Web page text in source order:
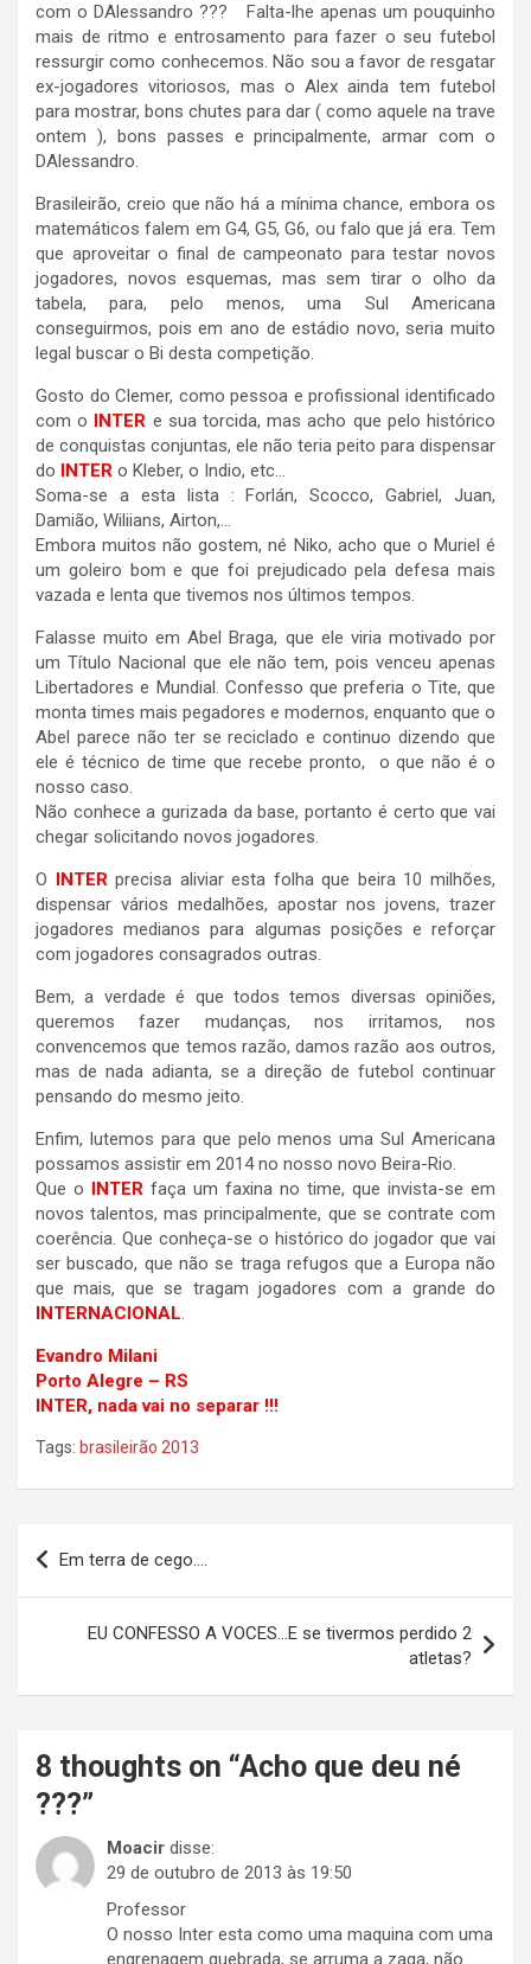
com o DAlessandro ??? Falta-lhe apenas um pouquinho
mais de ritmo e entrosamento para fazer o seu futebol
ressurgir como conhecemos. Não sou a favor de resgatar
ex-jogadores vitoriosos, mas o Alex ainda tem futebol
para mostrar, bons chutes para dar ( como aquele na trave
ontem ), bons passes e principalmente, armar com o
DAlessandro.
Brasileirão, creio que não há a mínima chance, embora os
matemáticos falem em G4, G5, G6, ou falo que já era. Tem
que aproveitar o final de campeonato para testar novos
jogadores, novos esquemas, mas sem tirar o olho da
tabela, para, pelo menos, uma Sul Americana
conseguirmos, pois em ano de estádio novo, seria muito
legal buscar o Bi desta competição.
Gosto do Clemer, como pessoa e profissional identificado
com o INTER e sua torcida, mas acho que pelo histórico
de conquistas conjuntas, ele não teria peito para dispensar
do INTER o Kleber, o Indio, etc…
Soma-se a esta lista : Forlán, Scocco, Gabriel, Juan,
Damião, Wiliians, Airton,…
Embora muitos não gostem, né Niko, acho que o Muriel é
um goleiro bom e que foi prejudicado pela defesa mais
vazada e lenta que tivemos nos últimos tempos.
Falasse muito em Abel Braga, que ele viria motivado por
um Título Nacional que ele não tem, pois venceu apenas
Libertadores e Mundial. Confesso que preferia o Tite, que
monta times mais pegadores e modernos, enquanto que o
Abel parece não ter se reciclado e continuo dizendo que
ele é técnico de time que recebe pronto, o que não é o
nosso caso.
Não conhece a gurizada da base, portanto é certo que vai
chegar solicitando novos jogadores.
O INTER precisa aliviar esta folha que beira 10 milhões,
dispensar vários medalhões, apostar nos jovens, trazer
jogadores medianos para algumas posições e reforçar
com jogadores consagrados outras.
Bem, a verdade é que todos temos diversas opiniões,
queremos fazer mudanças, nos irritamos, nos
convencemos que temos razão, damos razão aos outros,
mas de nada adianta, se a direção de futebol continuar
pensando do mesmo jeito.
Enfim, lutemos para que pelo menos uma Sul Americana
possamos assistir em 2014 no nosso novo Beira-Rio.
Que o INTER faça um faxina no time, que invista-se em
novos talentos, mas principalmente, que se contrate com
coerência. Que conheça-se o histórico do jogador que vai
ser buscado, que não se traga refugos que a Europa não
que mais, que se tragam jogadores com a grande do
INTERNACIONAL.
Evandro Milani
Porto Alegre – RS
INTER, nada vai no separar !!!
Tags: brasileirão 2013
Navegação
de
Em terra de cego….
EU CONFESSO A VOCES…E se tivermos perdido 2
atletas?
8 thoughts on “Acho que deu né
???”
Moacir disse:
29 de outubro de 2013 às 19:50
Professor
O nosso Inter esta como uma maquina com uma
engrenagem quebrada, se arruma a zaga, não